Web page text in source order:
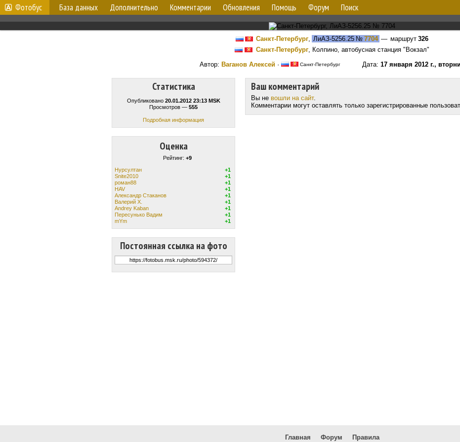
Фотобус База данных Дополнительно Комментарии Обновления Помощь Форум Поиск
Санкт-Петербург, ЛиАЗ-5256.25 № 7704 — маршрут 326
Санкт-Петербург, Колпино, автобусная станция "Вокзал"
Автор: Ваганов Алексей · Санкт-Петербург Дата: 17 января 2012 г.,
Статистика
Опубликовано 20.01.2012 23:13 MSK
Просмотров — 555
Подробная информация
Оценка
Рейтинг: +9
Нурсултан
+1
Snite2010
+1
роман88
+1
HAV
+1
Александр Стаканов
+1
Валерий Х.
+1
Andrey Kaban
+1
Пересунько Вадим
+1
mYm
+1
Постоянная ссылка на фото
Ваш комментарий
Вы не вошли на сайт.
Комментарии могут оставлять только зарегистрированные
Главная Форум Правила